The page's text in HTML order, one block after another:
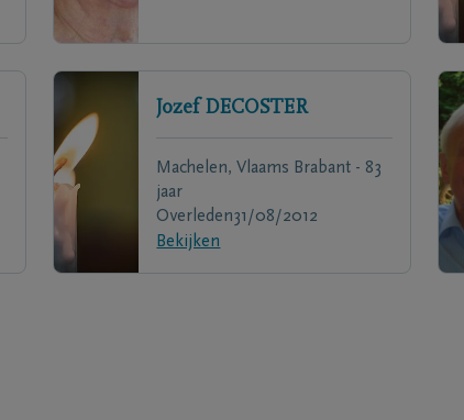
Jozef DECOSTER
Machelen, Vlaams Brabant - 83
jaar
Overleden31/08/2012
Bekijken